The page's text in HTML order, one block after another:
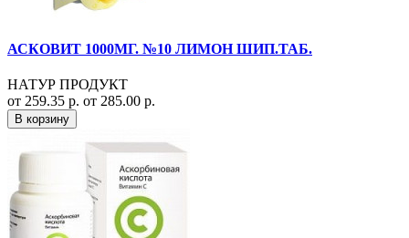
АСКОВИТ 1000МГ. №10 ЛИМОН ШИП.ТАБ.
НАТУР ПРОДУКТ
от 259.35 р. от 285.00 р.
В корзину